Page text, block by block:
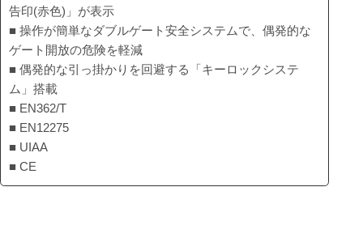
告印(赤色)」が表示
■ 操作が簡単なダブルゲート安全システムで、偶発的な
ゲート開放の危険を軽減
■ 偶発的な引っ掛かりを回避する「キーロックシステ
ム」搭載
■ EN362/T
■ EN12275
■ UIAA
■ CE